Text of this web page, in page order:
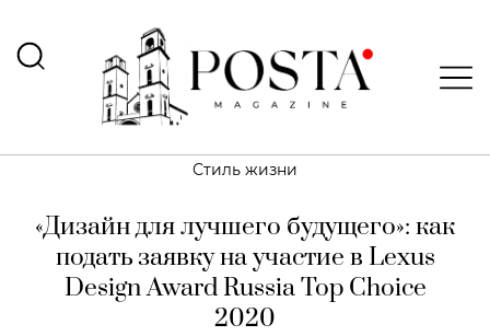
Стиль жизни
«Дизайн для лучшего будущего»: как
подать заявку на участие в Lexus
Design Award Russia Top Choice
2020